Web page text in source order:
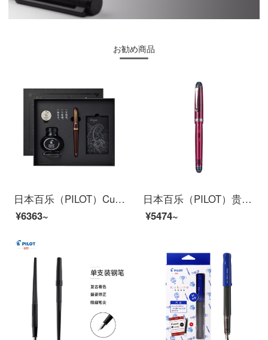
お勧め商品
日本百乐（PILOT）Custom74贵客钢笔套装 书法练字签名钢笔 商务钢笔送礼盒套装 FKK1000R F尖 深红
¥6363~
日本百乐（PILOT）贵客74钢笔 成人书法练字钢笔 商务送礼盒装 FKKN-12SR EF尖 透明酒红
¥5474~